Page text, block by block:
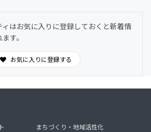
はお気に入りに登録しておくと新着情
す。
お気に入りに登録する
まちづくり・地域活性化